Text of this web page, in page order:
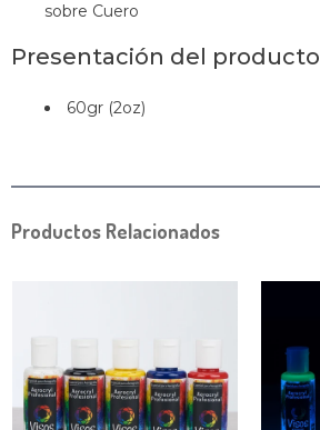
sobre Cuero
Presentación del producto
60gr (2oz)
Productos Relacionados